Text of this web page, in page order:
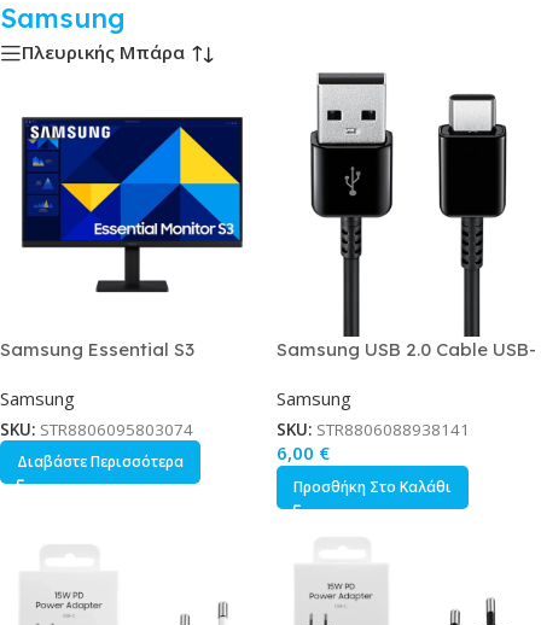
Samsung
Πλευρικής Μπάρα
Samsung Essential S3
Monitor 24 FHD 1920×1080 με
Χρόνο Απόκρισης 5ms GTG
Samsung
SKU: STR8806095803074
Διαβάστε Περισσότερα
Samsung USB 2.0 Cable USB-
EP-DG930IBEGWW
Samsung
SKU: STR8806088938141
6,00 €
Προσθήκη Στο Καλάθι